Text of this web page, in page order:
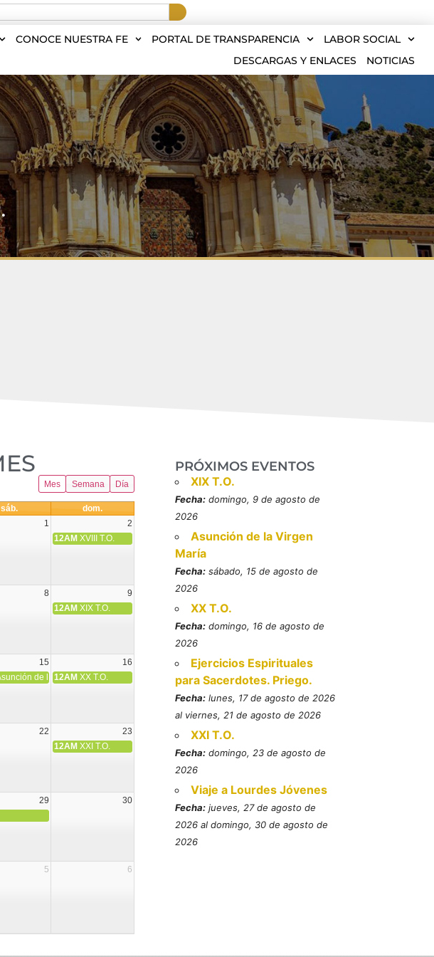
CONOCE NUESTRA FE PORTAL DE TRANSPARENCIA
LABOR SOCIAL
DESCARGAS Y ENLACES
NOTICIAS
Mes Semana Día
sáb.
dom.
1
2
12AM XVIII T.O.
8
9
y Fernando Español, presbítero, mártires (MO)
12AM XIX T.O.
15
16
de la Virgen María
12AM XX T.O.
22
23
12AM XXI T.O.
29
30
5 6
PRÓXIMOS EVENTOS
XIX T.O.
Fecha: domingo, 9 de agosto de
2026
Asunción de la Virgen
María
Fecha: sábado, 15 de agosto de
2026
XX T.O.
Fecha: domingo, 16 de agosto de
2026
Ejercicios Espirituales
para Sacerdotes. Priego.
Fecha: lunes, 17 de agosto de 2026
al viernes, 21 de agosto de 2026
XXI T.O.
Fecha: domingo, 23 de agosto de
2026
Viaje a Lourdes Jóvenes
Fecha: jueves, 27 de agosto de
2026 al domingo, 30 de agosto de
2026